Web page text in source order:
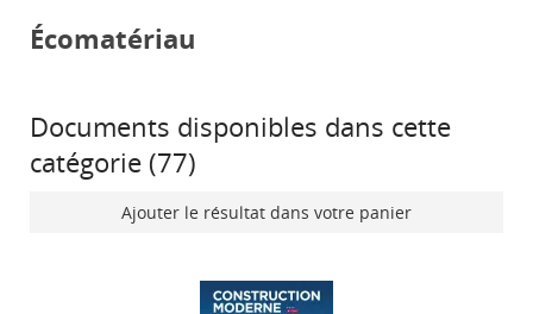
Écomatériau
Documents disponibles dans cette
catégorie (77)
Ajouter le résultat dans votre panier